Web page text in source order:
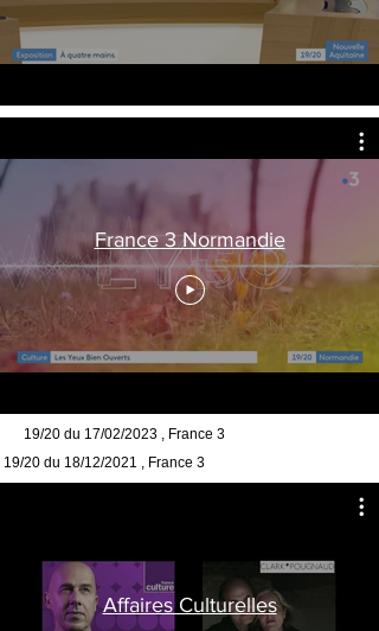
France 3 Normandie
19/20 du 17/02/2023 , France 3
19/20 du 18/12/2021 , France 3
Affaires Culturelles